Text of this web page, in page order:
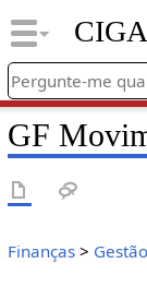
GF
Finanças>